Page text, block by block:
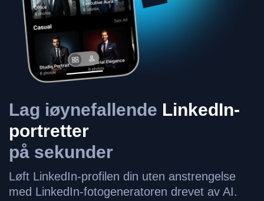
Lag iøynefallende LinkedIn-
portretter
på sekunder
Løft LinkedIn-profilen din uten anstrengelse
med LinkedIn-fotogeneratoren drevet av AI.